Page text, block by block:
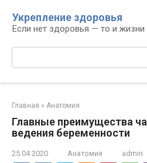
контенту
Укрепление здоровья
Если нет здоровья — то и жизни
Поиск:
Главная » Анатомия
Главные преимущества
ведения беременности
25.04.2020 Анатомия admin